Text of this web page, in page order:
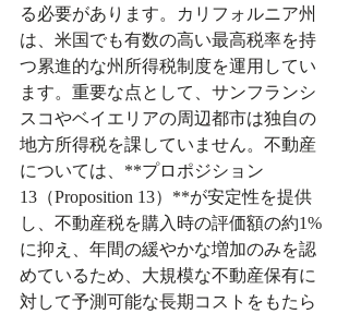
る必要があります。カリフォルニア州
は、米国でも有数の高い最高税率を持
つ累進的な州所得税制度を運用してい
ます。重要な点として、サンフランシ
スコやベイエリアの周辺都市は独自の
地方所得税を課していません。不動産
については、**プロポジション
13（Proposition 13）**が安定性を提供
し、不動産税を購入時の評価額の約1%
に抑え、年間の緩やかな増加のみを認
めているため、大規模な不動産保有に
対して予測可能な長期コストをもたら